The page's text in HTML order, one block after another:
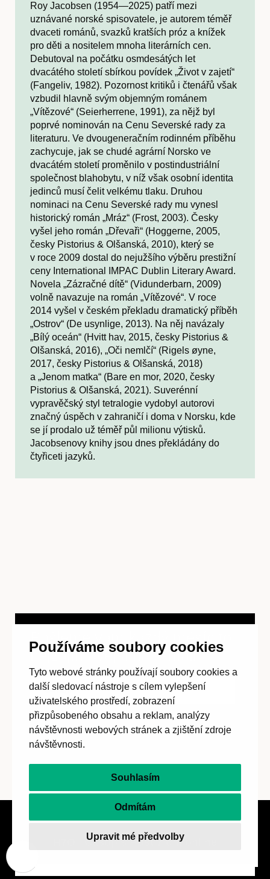
Používáme soubory cookies
Tyto webové stránky používají soubory cookies a
další sledovací nástroje s cílem vylepšení
uživatelského prostředí, zobrazení
přizpůsobeného obsahu a reklam, analýzy
návštěvnosti webových stránek a zjištění zdroje
návštěvnosti.
Souhlasím
Odmítám
Upravit mé předvolby
Roy Jacobsen (1954—2025) patří mezi
uznávané norské spisovatele, je autorem téměř
dvaceti románů, svazků kratších próz a knížek
pro děti a nositelem mnoha literárních cen.
Debutoval na počátku osmdesátých let
dvacátého století sbírkou povídek „Život v zajetí“
(Fangeliv, 1982). Pozornost kritiků i čtenářů však
vzbudil hlavně svým objemným románem
„Vítězové“ (Seierherrene, 1991), za nějž byl
poprvé nominován na Cenu Severské rady za
literaturu. Ve dvougeneračním rodinném příběhu
zachycuje, jak se chudé agrární Norsko ve
dvacátém století proměnilo v postindustriální
společnost blahobytu, v níž však osobní identita
jedinců musí čelit velkému tlaku. Druhou
nominaci na Cenu Severské rady mu vynesl
historický román „Mráz“ (Frost, 2003). Česky
vyšel jeho román „Dřevaři“ (Hoggerne, 2005,
česky Pistorius & Olšanská, 2010), který se
v roce 2009 dostal do nejužšího výběru prestižní
ceny International IMPAC Dublin Literary Award.
Novela „Zázračné dítě“ (Vidunderbarn, 2009)
volně navazuje na román „Vítězové“. V roce
2014 vyšel v českém překladu dramatický příběh
„Ostrov“ (De usynlige, 2013). Na něj navázaly
„Bílý oceán“ (Hvitt hav, 2015, česky Pistorius &
Olšanská, 2016), „Oči nemlčí“ (Rigels øyne,
2017, česky Pistorius & Olšanská, 2018)
a „Jenom matka“ (Bare en mor, 2020, česky
Pistorius & Olšanská, 2021). Suverénní
vypravěčský styl tetralogie vydobyl autorovi
značný úspěch v zahraničí i doma v Norsku, kde
se jí prodalo už téměř půl milionu výtisků.
Jacobsenovy knihy jsou dnes překládány do
čtyřiceti jazyků.
Pošleme vám každý měsíc to
nejzajímavější nae-mail
Přihlásit k
odběru
H7O | Časopis Host 7 dní online